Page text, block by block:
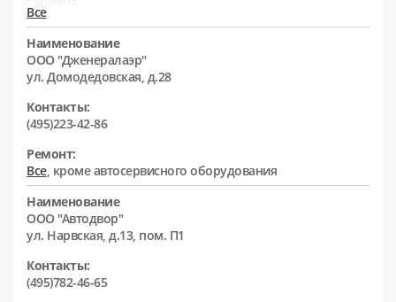
Все
Наименование
ООО "Дженералаэр"
ул. Домодедовская, д.28
Контакты:
(495)223-42-86
Ремонт:
Все, кроме автосервисного оборудования
Наименование
ООО "Автодвор"
ул. Нарвская, д.13, пом. П1
Контакты:
(495)782-46-65